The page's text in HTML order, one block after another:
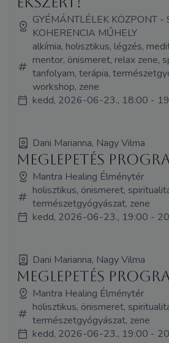
GYÉMÁNTLÉLEK KÖZPONT -
KOHERENCIA MŰHELY
alkímia, holisztikus, légzés,
mentor, önismeret, relax zene,
tanfolyam, terápia,
workshop, zene
kedd, 2026-06-23., 18:00 -
Dani Marianna, Nagy Vilma
Meglepetés
Mantra Healing Élménytér
holisztikus, önismeret,
természetgyógyászat, zene
kedd, 2026-06-23., 19:00 -
Dani Marianna, Nagy Vilma
Meglepetés
Mantra Healing Élménytér
holisztikus, önismeret,
természetgyógyászat, zene
kedd, 2026-06-23., 19:00 -